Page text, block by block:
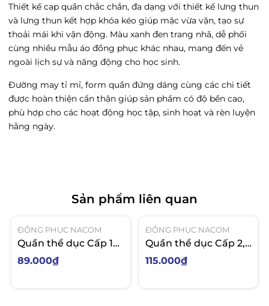
Thiết kế cạp quần chắc chắn, đa dạng với thiết kế lưng thun
và lưng thun kết hợp khóa kéo giúp mặc vừa vặn, tạo sự
thoải mái khi vận động. Màu xanh đen trang nhã, dễ phối
cùng nhiều mẫu áo đồng phục khác nhau, mang đến vẻ
ngoài lịch sự và năng động cho học sinh.
Đường may tỉ mỉ, form quần đứng dáng cùng các chi tiết
được hoàn thiện cẩn thận giúp sản phẩm có độ bền cao,
phù hợp cho các hoạt động học tập, sinh hoạt và rèn luyện
hằng ngày.
Sản phẩm liên quan
ĐỒNG PHỤC NACOM
Quần thể dục Cấp 1
sọc xanh Poly
89.000₫
ĐỒNG PHỤC NACOM
Quần thể dục Cấp 2,3
sọc xanh Poly
115.000₫